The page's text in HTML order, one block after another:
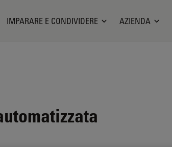
IMPARARE E CONDIVIDERE AZIENDA